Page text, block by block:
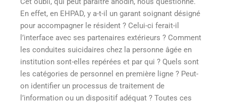
En effet, en EHPAD, y a-t-il un garant soignant désigné
pour accompagner le résident ? Celui-ci ferait-il
l’interface avec ses partenaires extérieurs ? Comment
les conduites suicidaires chez la personne âgée en
institution sont-elles repérées et par qui ? Quels sont
les catégories de personnel en première ligne ? Peut-
on identifier un processus de traitement de
l’information ou un dispositif adéquat ? Toutes ces